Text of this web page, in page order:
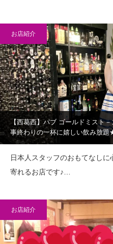
お店紹介
【西葛西】パブ ゴールドミスト
事終わりの一杯に嬉しい飲み放
日本人スタッフのおもてなし
寄れるお店です♪…
お店紹介